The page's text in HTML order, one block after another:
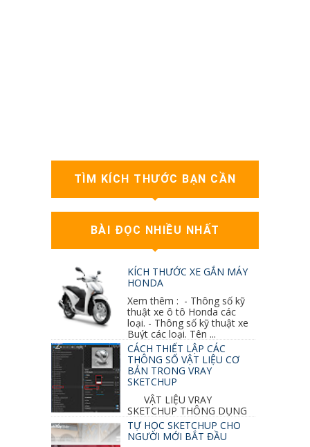
TÌM KÍCH THƯỚC BẠN CẦN
BÀI ĐỌC NHIỀU NHẤT
KÍCH THƯỚC XE GẮN MÁY
HONDA
Xem thêm : - Thông số kỹ
thuật xe ô tô Honda các
loại. - Thông số kỹ thuật xe
Buýt các loại. Tên ...
CÁCH THIẾT LẬP CÁC
THÔNG SỐ VẬT LIỆU CƠ
BẢN TRONG VRAY
SKETCHUP
VẬT LIỆU VRAY
SKETCHUP THÔNG DỤNG
NHẤT 1. VẬT LIỆU VRAY INOX BÓNG: ●
Diffuse : đen ● Reflection color ...
TỰ HỌC SKETCHUP CHO
NGƯỜI MỚI BẮT ĐẦU